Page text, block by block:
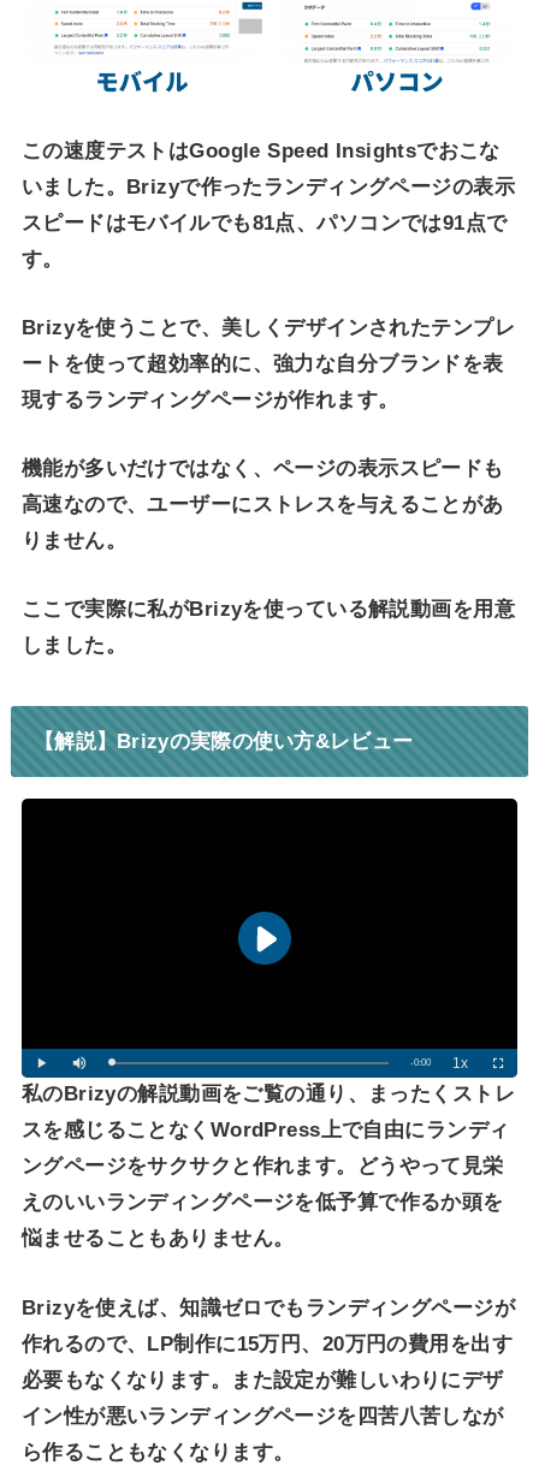
この速度テストはGoogle Speed Insightsでおこな
いました。Brizyで作ったランディングページの表示
スピードはモバイルでも81点、パソコンでは91点で
す。
Brizyを使うことで、美しくデザインされたテンプレ
ートを使って超効率的に、強力な自分ブランドを表
現するランディングページが作れます。
機能が多いだけではなく、ページの表示スピードも
高速なので、ユーザーにストレスを与えることがあ
りません。
ここで実際に私がBrizyを使っている解説動画を用意
しました。
【解説】Brizyの実際の使い方&レビュー
私のBrizyの解説動画をご覧の通り、まったくストレ
スを感じることなくWordPress上で自由にランディ
ングページをサクサクと作れます。どうやって見栄
えのいいランディングページを低予算で作るか頭を
悩ませることもありません。
Brizyを使えば、知識ゼロでもランディングページが
作れるので、LP制作に15万円、20万円の費用を出す
必要もなくなります。また設定が難しいわりにデザ
イン性が悪いランディングページを四苦八苦しなが
ら作ることもなくなります。